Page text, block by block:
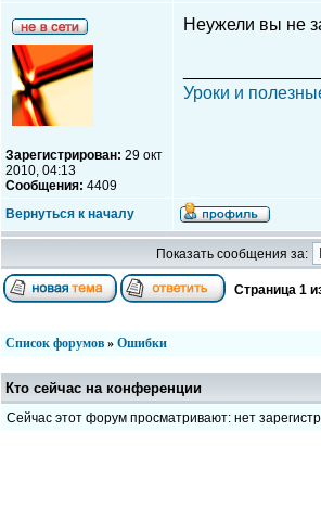
Зарегистрирован: 29 окт
2010, 04:13
Сообщения: 4409
Неужели вы не
Уроки и
Вернуться к началу
Показать сообщения за:
Страница 1
Список форумов » Ошибки
Кто сейчас на конференции
Сейчас этот форум просматривают: нет